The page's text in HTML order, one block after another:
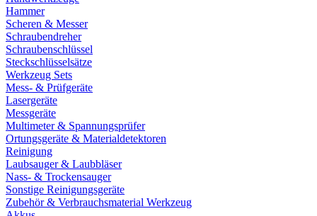
Hammer
Scheren & Messer
Schraubendreher
Schraubenschlüssel
Steckschlüsselsätze
Werkzeug Sets
Mess- & Prüfgeräte
Lasergeräte
Messgeräte
Multimeter & Spannungsprüfer
Ortungsgeräte & Materialdetektoren
Reinigung
Laubsauger & Laubbläser
Nass- & Trockensauger
Sonstige Reinigungsgeräte
Zubehör & Verbrauchsmaterial Werkzeug